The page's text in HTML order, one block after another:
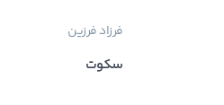
فرزاد فرزین
سکوت